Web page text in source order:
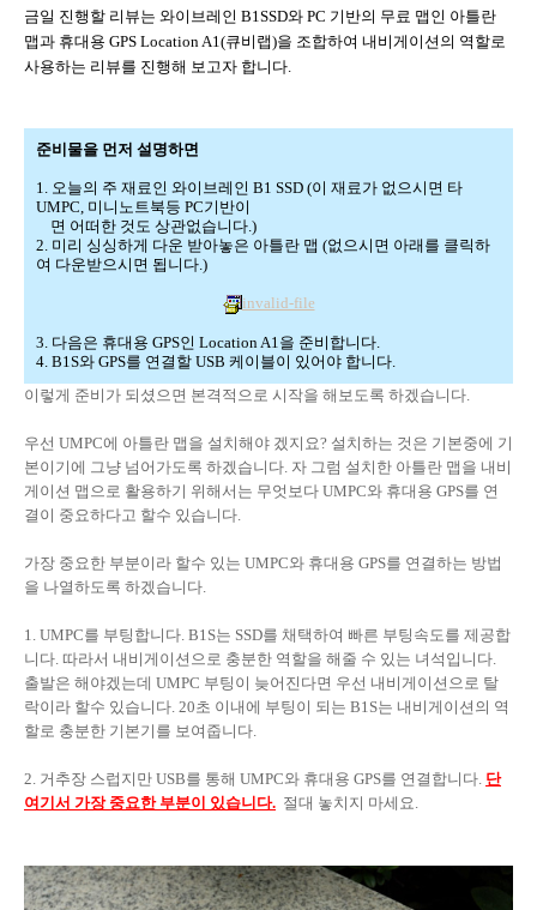
금일 진행할 리뷰는 와이브레인 B1SSD와 PC 기반의 무료 맵인 아틀란
맵과 휴대용 GPS Location A1(큐비랩)을 조합하여 내비게이션의 역할로
사용하는 리뷰를 진행해 보고자 합니다.
준비물을 먼저 설명하면
1. 오늘의 주 재료인 와이브레인 B1 SSD (이 재료가 없으시면 타
UMPC, 미니노트북등 PC기반이
면 어떠한 것도 상관없습니다.)
2. 미리 싱싱하게 다운 받아놓은 아틀란 맵 (없으시면 아래를 클릭하
여 다운받으시면 됩니다.)
invalid-file
3. 다음은 휴대용 GPS인 Location A1을 준비합니다.
4. B1S와 GPS를 연결할 USB 케이블이 있어야 합니다.
이렇게 준비가 되셨으면 본격적으로 시작을 해보도록 하겠습니다.
우선 UMPC에 아틀란 맵을 설치해야 겠지요? 설치하는 것은 기본중에 기
본이기에 그냥 넘어가도록 하겠습니다. 자 그럼 설치한 아틀란 맵을 내비
게이션 맵으로 활용하기 위해서는 무엇보다 UMPC와 휴대용 GPS를 연
결이 중요하다고 할수 있습니다.
가장 중요한 부분이라 할수 있는 UMPC와 휴대용 GPS를 연결하는 방법
을 나열하도록 하겠습니다.
1. UMPC를 부팅합니다. B1S는 SSD를 채택하여 빠른 부팅속도를 제공합
니다. 따라서 내비게이션으로 충분한 역할을 해줄 수 있는 녀석입니다.
출발은 해야겠는데 UMPC 부팅이 늦어진다면 우선 내비게이션으로 탈
락이라 할수 있습니다. 20초 이내에 부팅이 되는 B1S는 내비게이션의 역
할로 충분한 기본기를 보여줍니다.
2. 거추장 스럽지만 USB를 통해 UMPC와 휴대용 GPS를 연결합니다. 단
여기서 가장 중요한 부분이 있습니다. 절대 놓치지 마세요.